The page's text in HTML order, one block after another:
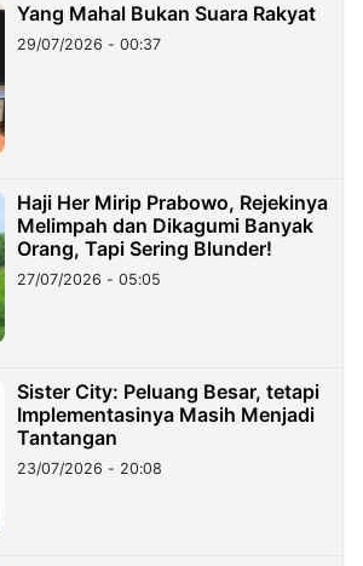
Yang Mahal Bukan Suara Rakyat
29/07/2026 - 00:37
Haji Her Mirip Prabowo, Rejekinya
Melimpah dan Dikagumi Banyak
Orang, Tapi Sering Blunder!
27/07/2026 - 05:05
Sister City: Peluang Besar, tetapi
Implementasinya Masih Menjadi
Tantangan
23/07/2026 - 20:08